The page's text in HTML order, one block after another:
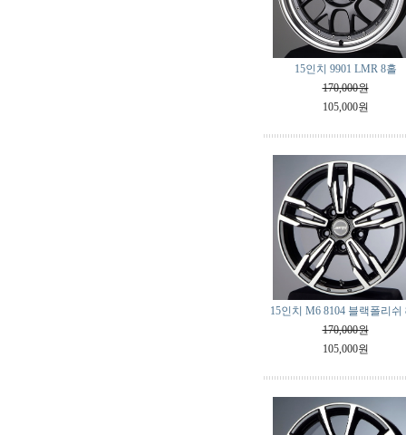
15인치 9901 LMR 8홀
170,000원
105,000원
15인치 M6 8104 블랙폴리쉬
170,000원
105,000원